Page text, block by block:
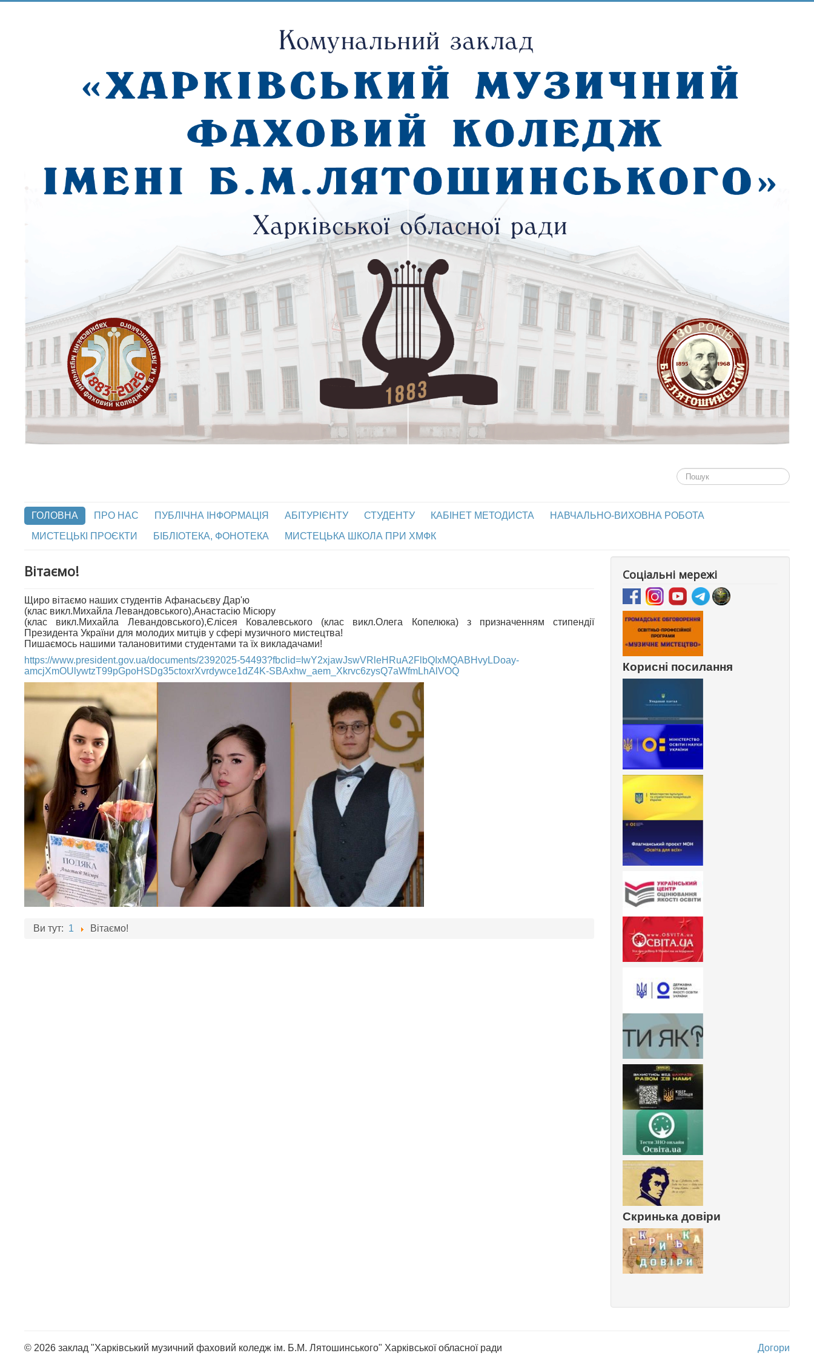
Пошук...
ГОЛОВНА ПРО НАС ПУБЛІЧНА ІНФОРМАЦІЯ АБІТУРІЄНТУ СТУДЕНТУ КАБІНЕТ МЕТОДИСТА
НАВЧАЛЬНО-ВИХОВНА РОБОТА
МИСТЕЦЬКІ ПРОЄКТИ
БІБЛІОТЕКА, ФОНОТЕКА МИСТЕЦЬКА ШКОЛА ПРИ ХМФК
Вітаємо!
Щиро вітаємо наших студентів Афанасьєву Дар'ю
(клас викл.Михайла Левандовського),Анастасію Місюру
(клас викл.Михайла Левандовського),Єлісея Ковалевського (клас викл.Олега Копелюка) з призначенням стипендії
Президента України для молодих митців у сфері музичного мистецтва!
Пишаємось нашими талановитими студентами та їх викладачами!
https://www.president.gov.ua/documents/2392025-54493?fbclid=IwY2xjawJswVRleHRuA2FlbQIxMQABHvyLDoay-
amcjXmOUlywtzT99pGpoHSDg35ctoxrXvrdywce1dZ4K-SBAxhw_aem_Xkrvc6zysQ7aWfmLhAlVOQ
Ви тут: 1 Вітаємо!
Соціальні мережі
Корисні посилання
Скринька довіри
Догори
© 2026 заклад "Харківський музичний фаховий коледж ім. Б.М. Лятошинського" Харківської обласної ради